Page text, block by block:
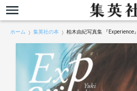
ホーム 集英社の本 柏木由紀写真集 『Experience』